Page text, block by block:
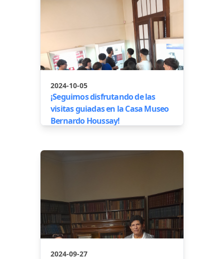
2024-10-05
¡Seguimos disfrutando de las
visitas guiadas en la Casa Museo
Bernardo Houssay!
2024-09-27